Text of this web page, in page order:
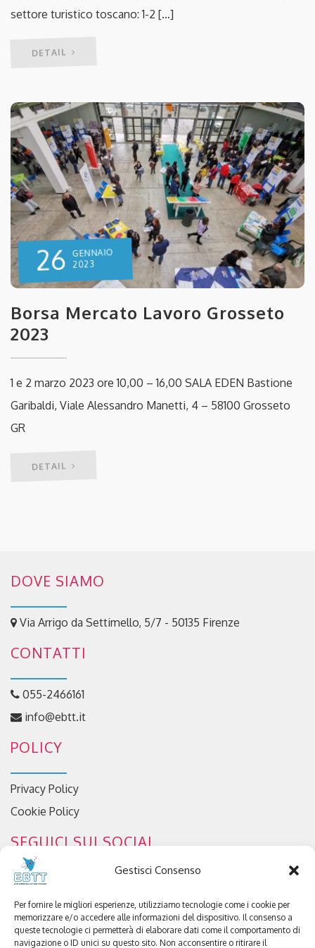
Gestisci Consenso
Per fornire le migliori esperienze, utilizziamo tecnologie come i cookie per
memorizzare e/o accedere alle informazioni del dispositivo. Il consenso a
queste tecnologie ci permetterà di elaborare dati come il comportamento di
navigazione o ID unici su questo sito. Non acconsentire o ritirare il
settore turistico toscano: 1-2 […]
DETAIL
26 GENNAIO
2023
Borsa Mercato Lavoro Grosseto
2023
1 e 2 marzo 2023 ore 10,00 – 16,00 SALA EDEN Bastione
Garibaldi, Viale Alessandro Manetti, 4 – 58100 Grosseto
GR
DETAIL
DOVE SIAMO
Via Arrigo da Settimello, 5/7 - 50135 Firenze
CONTATTI
055-2466161
info@ebtt.it
POLICY
Privacy Policy
Cookie Policy
SEGUICI SUI SOCIAL